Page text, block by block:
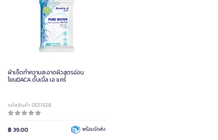
ผ้าเช็ดทำความสะอาดผิวสูตรอ่อน
โยนDACA ดั๊บเบิ้ล เอ แคร์
รหัสสินค้า 0011428
฿ 39.00 พร้อมจัดส่ง